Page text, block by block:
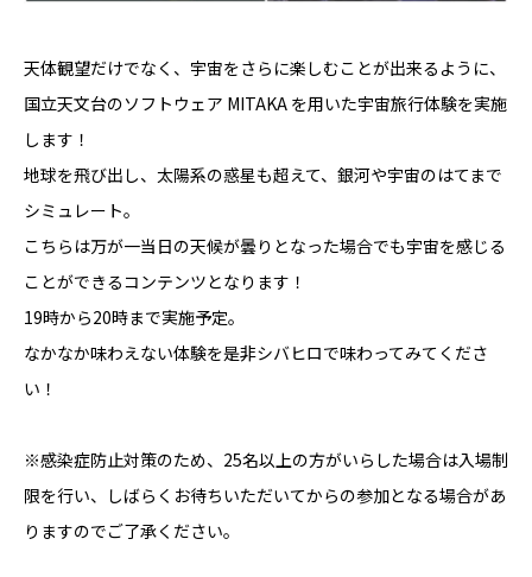
天体観望だけでなく、宇宙をさらに楽しむことが出来るように、
国立天文台のソフトウェア MITAKA を用いた宇宙旅行体験を実施
します！
地球を飛び出し、太陽系の惑星も超えて、銀河や宇宙のはてまで
シミュレート。
こちらは万が一当日の天候が曇りとなった場合でも宇宙を感じる
ことができるコンテンツとなります！
19時から20時まで実施予定。
なかなか味わえない体験を是非シバヒロで味わってみてくださ
い！
※感染症防止対策のため、25名以上の方がいらした場合は入場制
限を行い、しばらくお待ちいただいてからの参加となる場合があ
りますのでご了承ください。